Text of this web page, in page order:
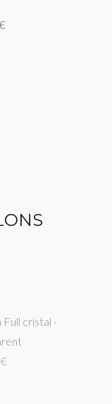
Full cristal -